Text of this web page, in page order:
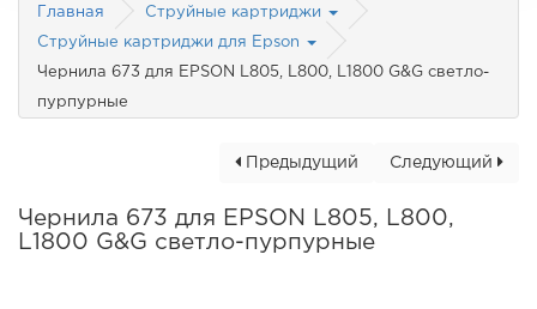
Главная Струйные картриджи
Струйные картриджи для Epson
Чернила 673 для EPSON L805, L800, L1800 G&G светло-
пурпурные
Следующий
Предыдущий
Чернила 673 для EPSON L805, L800,
L1800 G&G светло-пурпурные